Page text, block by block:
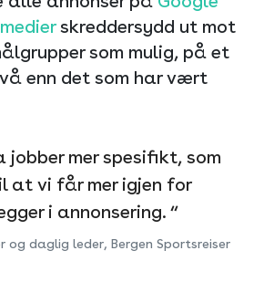
skreddersydd ut mot
som mulig, på et
enn det som har vært
jobber mer spesifikt, som
at vi får mer igjen for
i annonsering. “
og daglig leder, Bergen Sportsreiser